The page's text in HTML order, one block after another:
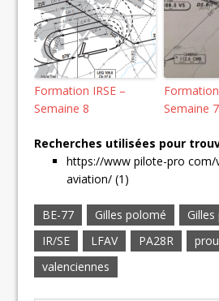
Formation IRSE –
Semaine 8
Formation
Semaine 7
Recherches utilisées pour
https://www pilote-pro com/
aviation/ (1)
BE-77 Gilles polomé
IR/SE
LFAV PA28R
valenciennes